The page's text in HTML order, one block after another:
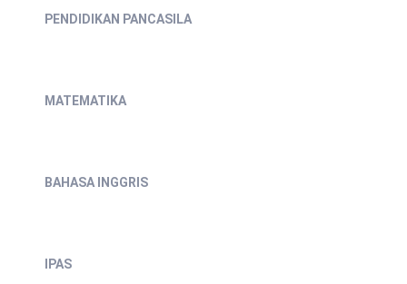
PENDIDIKAN PANCASILA
MATEMATIKA
BAHASA INGGRIS
IPAS